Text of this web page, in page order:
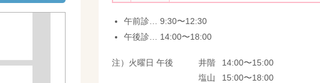
午前診… 9:30〜12:30
午後診… 14:00〜18:00
注）火曜日 午後 井階
14:00〜15:00
塩山
15:00〜18:00